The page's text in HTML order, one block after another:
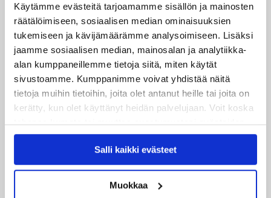
Käytämme evästeitä tarjoamamme sisällön ja mainosten
räätälöimiseen, sosiaalisen median ominaisuuksien
tukemiseen ja kävijämäärämme analysoimiseen. Lisäksi
jaamme sosiaalisen median, mainosalan ja analytiikka-
alan kumppaneillemme tietoja siitä, miten käytät
sivustoamme. Kumppanimme voivat yhdistää näitä
tietoja muihin tietoihin, joita olet antanut heille tai joita on
kerätty, kun olet käyttänyt heidän palvelujaan. Voit koska
tahansa kumota tai muuttaa suostumustasi evästeiden
käytöstäEvästeet-sivultamme.
Salli kaikki evästeet
Muokkaa